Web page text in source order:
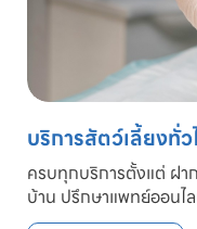
บริการสัตว์เลี้ยงทั่ว
ครบทุกบริการตั้งแต่ ฝ
บ้าน ปรึกษาแพทย์ออนไ